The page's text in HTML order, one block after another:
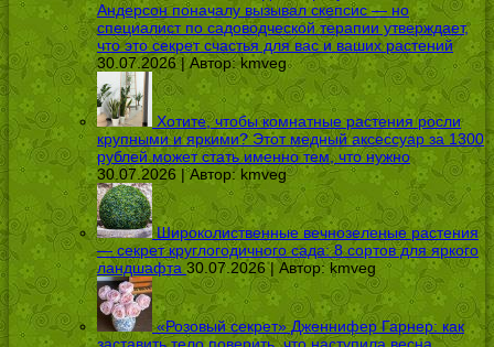
Андерсон поначалу вызывал скепсис — но
специалист по садоводческой терапии утверждает,
что это секрет счастья для вас и ваших растений
30.07.2026 | Автор:kmveg
Хотите, чтобы комнатные растения росли
крупными и яркими? Этот медный аксессуар за 1300
рублей может стать именно тем, что нужно
30.07.2026 | Автор: kmveg
Широколиственные вечнозеленые растения
— секрет круглогодичного сада: 8 сортов для яркого
ландшафта 30.07.2026 | Автор:kmveg
«Розовый секрет» Дженнифер Гарнер: как